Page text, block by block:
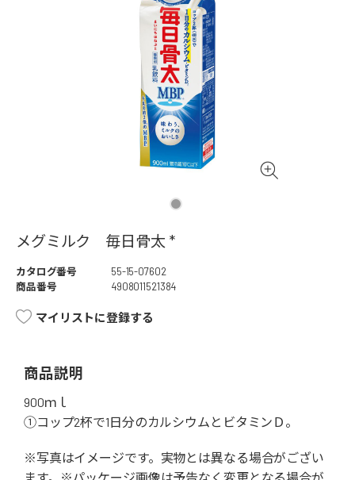
メグミルク 毎日骨太 *
カタログ番号
55-15-07602
商品番号
4908011521384
マイリストに登録する
商品説明
900ｍｌ
①コップ2杯で1日分のカルシウムとビタミンＤ。
※写真はイメージです。実物とは異なる場合がござい